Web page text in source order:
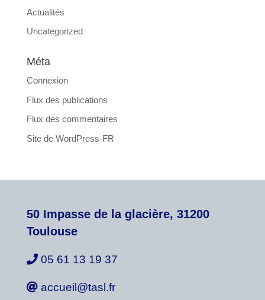
Actualités
Uncategorized
Méta
Connexion
Flux des publications
Flux des commentaires
Site de WordPress-FR
50 Impasse de la glacière, 31200
Toulouse
05 61 13 19 37
accueil@tasl.fr